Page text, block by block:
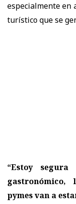
especialmente en
turístico que se
“Estoy
gastronómico,
pymes van a